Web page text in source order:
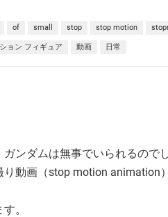
of small stop stop motion
ョン フィギュア 動画 日常
ンダムは無事でいられるので
動画（stop motion animation
。